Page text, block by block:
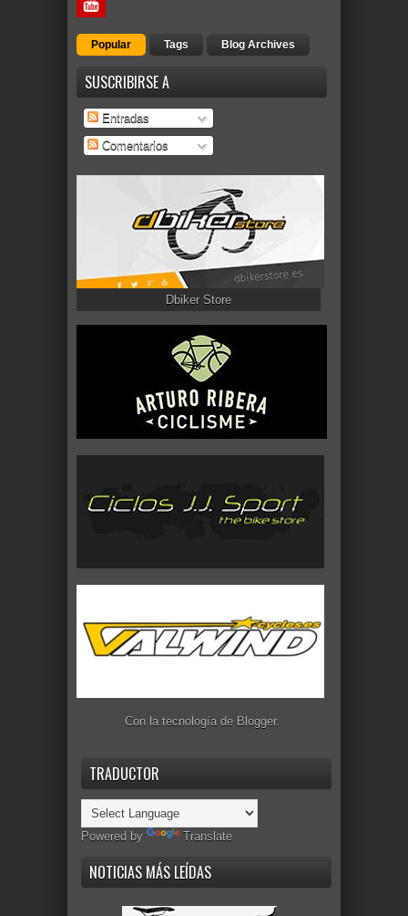
Popular Tags Blog Archives
SUSCRIBIRSE A
Entradas
Comentarios
Dbiker Store
Con la tecnología de Blogger.
TRADUCTOR
Powered by Translate
NOTICIAS MÁS LEÍDAS